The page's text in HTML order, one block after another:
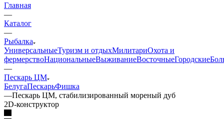
Главная
—
Каталог
—
Рыбалка
УниверсальныеТуризм и отдыхМилитариОхота и
фермерствоНациональныеВыживаниеВосточныеГородские
—
Пескарь ЦМ
БелугаПескарьФишка
—Пескарь ЦМ, стабилизированный мореный дуб
2D-конструктор